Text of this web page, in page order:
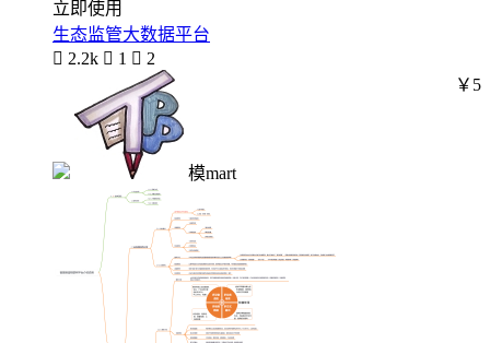
立即使用
生态监管大数据平台
 2.2k  1  2
模mart
￥5